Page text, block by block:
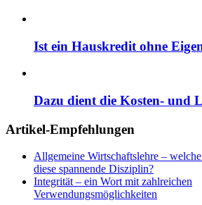
Ist ein Hauskredit ohne
Dazu dient die Kosten- und
Artikel-Empfehlungen
Allgemeine Wirtschaftslehre –
diese spannende Disziplin?
Integrität – ein Wort mit zahlreichen
Verwendungsmöglichkeiten